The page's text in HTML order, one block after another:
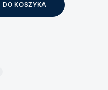
DO KOSZYKA